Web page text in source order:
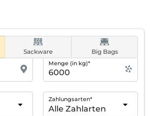
Sackware Big Bags
Menge (in kg)*
Zahlungsarten*